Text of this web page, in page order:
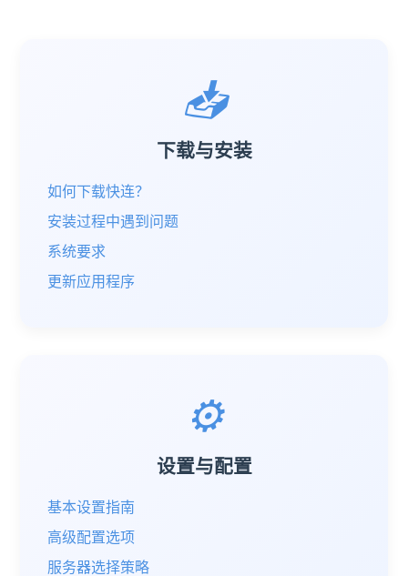
📥
下载与安装
如何下载快连？
安装过程中遇到问题
系统要求
更新应用程序
⚙️
设置与配置
基本设置指南
高级配置选项
服务器选择策略